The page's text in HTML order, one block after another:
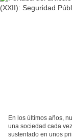
En los últimos años,
una sociedad cada
sustentado en unos